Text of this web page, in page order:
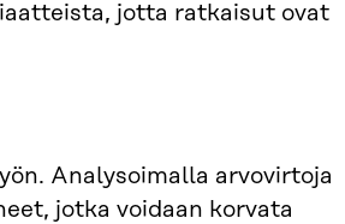
jotta ratkaisut ovat
Analysoimalla arvovirtoja
jotka voidaan korvata